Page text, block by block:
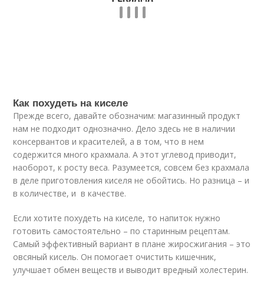
Как похудеть на киселе
Прежде всего, давайте обозначим: магазинный продукт
нам не подходит однозначно. Дело здесь не в наличии
консервантов и красителей, а в том, что в нем
содержится много крахмала. А этот углевод приводит,
наоборот, к росту веса. Разумеется, совсем без крахмала
в деле приготовления киселя не обойтись. Но разница – и
в количестве, и в качестве.
Если хотите похудеть на киселе, то напиток нужно
готовить самостоятельно – по старинным рецептам.
Самый эффективный вариант в плане жиросжигания – это
овсяный кисель. Он помогает очистить кишечник,
улучшает обмен веществ и выводит вредный холестерин.